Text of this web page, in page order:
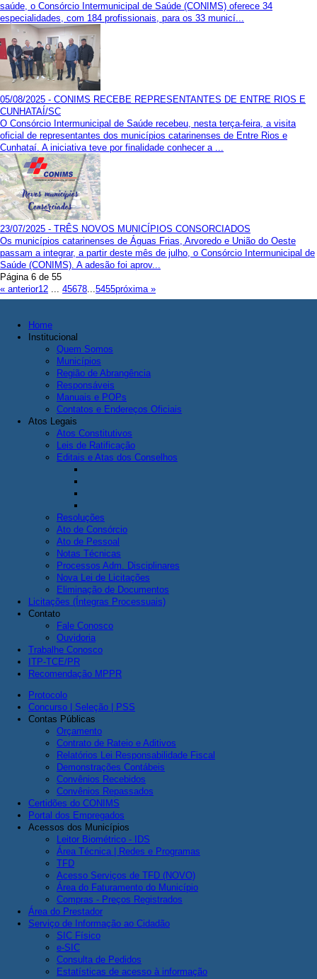
saúde, o Consórcio Intermunicipal de Saúde (CONIMS) oferece 34
especialidades, com 184 profissionais, para os 33 municí...
05/08/2025 - CONIMS RECEBE REPRESENTANTES DE ENTRE RIOS E
CUNHATAÍ/SC
O Consórcio Intermunicipal de Saúde recebeu, nesta terça-feira, a visita
oficial de representantes dos municípios catarinenses de Entre Rios e
Cunhataí. A iniciativa teve por finalidade conhecer a ...
23/07/2025 - TRÊS NOVOS MUNICÍPIOS CONSORCIADOS
Os municípios catarinenses de Águas Frias, Arvoredo e União do Oeste
passam a integrar, a partir deste mês de julho, o Consórcio Intermunicipal de
Saúde (CONIMS). A adesão foi aprov...
Página 6 de 55
« anterior12 ... 45678...5455próxima »
Home
Institucional
Quem Somos
Municípios
Região de Abrangência
Responsáveis
Manuais e POPs
Contatos e Endereços Oficiais
Atos Legais
Atos Constitutivos
Leis de Ratificação
Editais e Atas dos Conselhos
Resoluções
Ato de Consórcio
Ato de Pessoal
Notas Técnicas
Processos Adm. Disciplinares
Nova Lei de Licitações
Eliminação de Documentos
Licitações (Íntegras Processuais)
Contato
Fale Conosco
Ouvidoria
Trabalhe Conosco
ITP-TCE/PR
Recomendação MPPR
Protocolo
Concurso | Seleção | PSS
Contas Públicas
Orçamento
Contrato de Rateio e Aditivos
Relatórios Lei Responsabilidade Fiscal
Demonstrações Contábeis
Convênios Recebidos
Convênios Repassados
Certidões do CONIMS
Portal dos Empregados
Acessos dos Municípios
Leitor Biométrico - IDS
Área Técnica | Redes e Programas
TFD
Acesso Serviços de TFD (NOVO)
Área do Faturamento do Município
Compras - Preços Registrados
Área do Prestador
Serviço de Informação ao Cidadão
SIC Físico
e-SIC
Consulta de Pedidos
Estatísticas de acesso à informação